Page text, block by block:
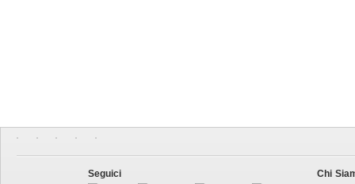
Seguici Chi